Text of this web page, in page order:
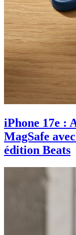
iPhone 17e :
MagSafe
édition Beats